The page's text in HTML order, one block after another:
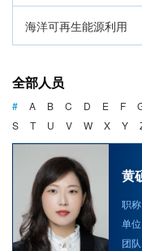
海洋可再生能源利用
海洋产业与政策
海洋可持续发展
全部人员
# A B C D E F
S
T U V W X Y
黄
职
单
团